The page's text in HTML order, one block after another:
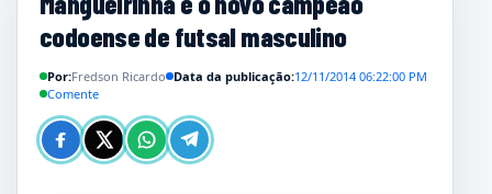
codoense de futsal masculino
Por:Fredson Ricardo Data da publicação:12/11/2014 06:22:00 PM
Comente